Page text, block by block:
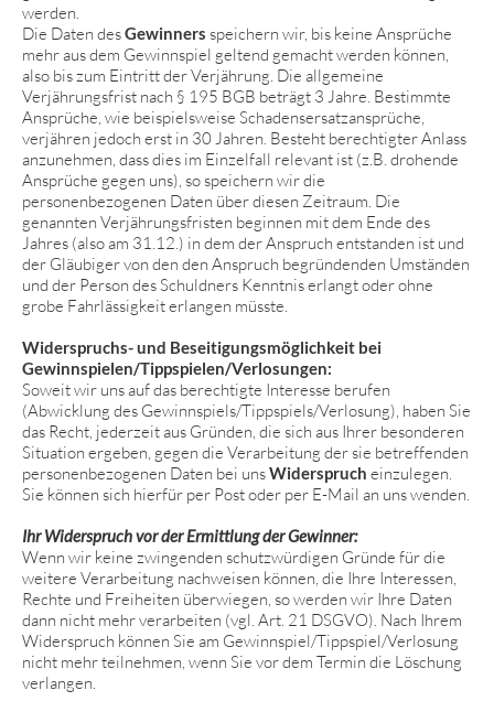
werden.
Die Daten desGewinners speichern wir, bis keine Ansprüche
mehr aus dem Gewinnspiel geltend gemacht werden können,
also bis zum Eintritt der Verjährung. Die allgemeine
Verjährungsfrist nach § 195 BGB beträgt 3 Jahre. Bestimmte
Ansprüche, wie beispielsweise Schadensersatzansprüche,
verjähren jedoch erst in 30 Jahren. Besteht berechtigter Anlass
anzunehmen, dass dies im Einzelfall relevant ist (z.B. drohende
Ansprüche gegen uns), so speichern wir die
personenbezogenen Daten über diesen Zeitraum. Die
genannten Verjährungsfristen beginnen mit dem Ende des
Jahres (also am 31.12.) in dem der Anspruch entstanden ist und
der Gläubiger von den den Anspruch begründenden Umständen
und der Person des Schuldners Kenntnis erlangt oder ohne
grobe Fahrlässigkeit erlangen müsste.
Widerspruchs- und Beseitigungsmöglichkeit bei
Gewinnspielen/Tippspielen/Verlosungen:
Soweit wir uns auf das berechtigte Interesse berufen
(Abwicklung des Gewinnspiels/Tippspiels/Verlosung), haben Sie
das Recht, jederzeit aus Gründen, die sich aus Ihrer besonderen
Situation ergeben, gegen die Verarbeitung der sie betreffenden
personenbezogenen Daten bei unsWiderspruch einzulegen.
Sie können sich hierfür per Post oder per E-Mail an uns wenden.
Ihr Widerspruch vor der Ermittlung der Gewinner:
Wenn wir keine zwingenden schutzwürdigen Gründe für die
weitere Verarbeitung nachweisen können, die Ihre Interessen,
Rechte und Freiheiten überwiegen, so werden wir Ihre Daten
dann nicht mehr verarbeiten (vgl. Art. 21 DSGVO). Nach Ihrem
Widerspruch können Sie am Gewinnspiel/Tippspiel/Verlosung
nicht mehr teilnehmen, wenn Sie vor dem Termin die Löschung
verlangen.